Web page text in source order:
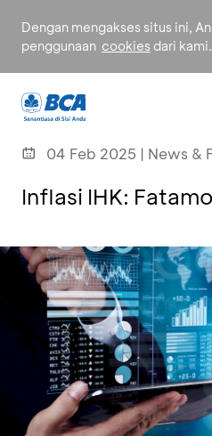
Dengan mengakses situs ini,
penggunaan cookies dari kami.
04 Feb 2025 | News &
Inflasi IHK: